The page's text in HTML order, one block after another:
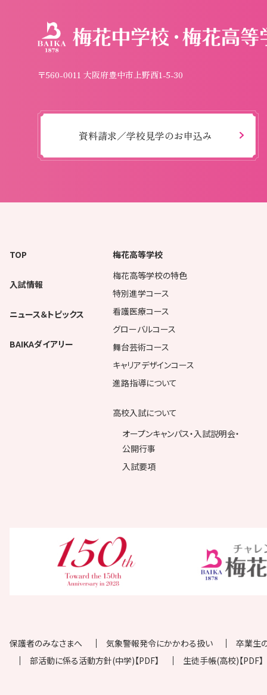
〒560-0011 大阪府豊中市上野西1-5-30
資料請求／学校見学のお申込み
TOP
入試情報
ニュース＆トピックス
BAIKAダイアリー
梅花高等学校
梅花高等学校の特色
特別進学コース
看護医療コース
グローバルコース
舞台芸術コース
キャリアデザインコース
進路指導について
高校入試について
オープンキャンパス・入試説明会・
公開行事
入試要項
保護者のみなさまへ 気象警報発令にかかわる扱い
卒業生
部活動に係る活動方針(中学)【PDF】
生徒手帳(高校)【PDF】